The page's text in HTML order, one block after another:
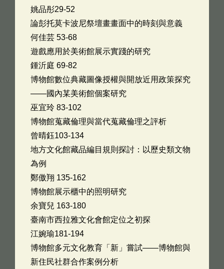
姚品彤29-52
論彭托莫卡波尼祭壇畫畫面中的時刻與意義
何佳芸 53-68
遊戲應用於美術館展示實踐的研究
鍾沂庭 69-82
博物館數位典藏圖像授權與開放近用政策探究
——國內某美術館個案研究
巫宜玲 83-102
博物館蒐藏倫理與當代蒐藏倫理之評析
曾晴鈺103-134
地方文化館藏品編目規則探討：以歷史類文物
為例
鄭傲翔 135-162
博物館展示櫃中的照明研究
余寶兒 163-180
臺南市西拉雅文化會館定位之初探
江婉瑜181-194
博物館多元文化教育「新」嘗試——博物館與
新住民社群合作案例分析